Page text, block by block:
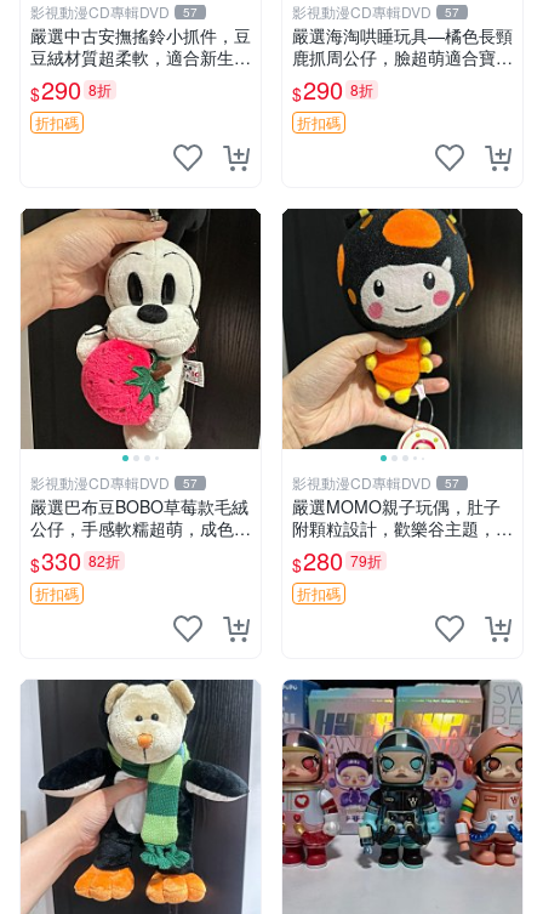
影視動漫CD專輯DVD 57
嚴選中古安撫搖鈴小抓件，豆
豆絨材質超柔軟，適合新生寶
寶緩解焦慮 (安撫玩具 寶寶用
品 抱枕)
$290 8折
折扣碼
影視動漫CD專輯DVD 57
嚴選海淘哄睡玩具—橘色長頸
鹿抓周公仔，臉超萌適合寶寶
陪伴，中古略有使用痕跡 橘
色 長頸鹿 抓周
$290 8折
折扣碼
影視動漫CD專輯DVD 57
嚴選巴布豆BOBO草莓款毛絨
公仔，手感軟糯超萌，成色優
良適合作為收藏品或包包配
飾。可視頻確認詳情。 巴布
豆 BOBO 草莓 毛絨公仔 收藏
$330 82折
折扣碼
影視動漫CD專輯DVD 57
嚴選MOMO親子玩偶，肚子
附顆粒設計，歡樂谷主題，成
色清晰可視頻確認。歡樂購不
停！ 點點玩偶 歡樂谷 肚子帶
顆粒
$280 79折
折扣碼